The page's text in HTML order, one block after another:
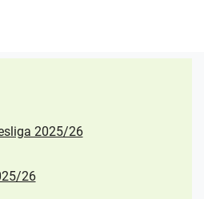
2025/26
26